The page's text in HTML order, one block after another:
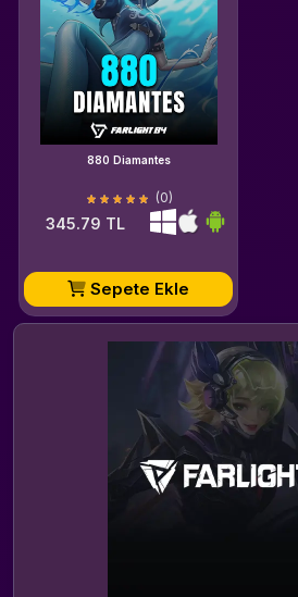
880 Diamantes
(0)
345.79 TL
Sepete Ekle